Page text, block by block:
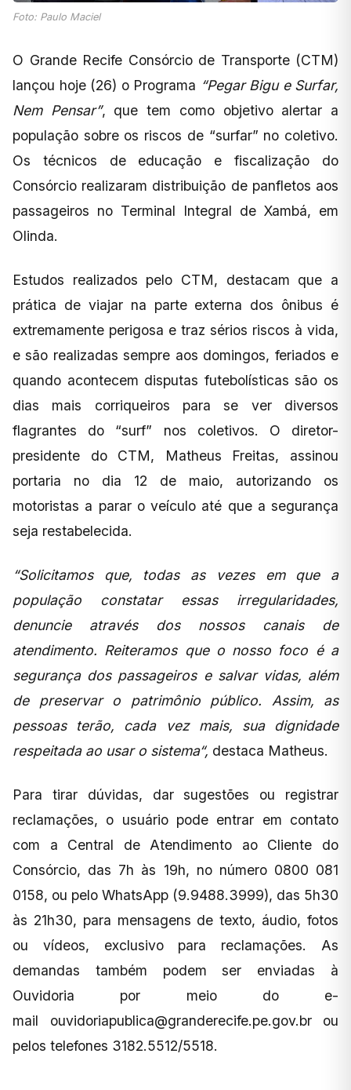
Foto: Paulo Maciel
O Grande Recife Consórcio de Transporte (CTM)
lançou hoje (26) o Programa “Pegar Bigu e Surfar,
Nem Pensar”, que tem como objetivo alertar a
população sobre os riscos de “surfar” no coletivo.
Os técnicos de educação e fiscalização do
Consórcio realizaram distribuição de panfletos aos
passageiros no Terminal Integral de Xambá, em
Olinda.
Estudos realizados pelo CTM, destacam que a
prática de viajar na parte externa dos ônibus é
extremamente perigosa e traz sérios riscos à vida,
e são realizadas sempre aos domingos, feriados e
quando acontecem disputas futebolísticas são os
dias mais corriqueiros para se ver diversos
flagrantes do “surf” nos coletivos. O diretor-
presidente do CTM, Matheus Freitas, assinou
portaria no dia 12 de maio, autorizando os
motoristas a parar o veículo até que a segurança
seja restabelecida.
“Solicitamos que, todas as vezes em que a
população constatar essas irregularidades,
denuncie através dos nossos canais de
atendimento. Reiteramos que o nosso foco é a
segurança dos passageiros e salvar vidas, além
de preservar o patrimônio público. Assim, as
pessoas terão, cada vez mais, sua dignidade
respeitada ao usar o sistema“, destaca Matheus.
Para tirar dúvidas, dar sugestões ou registrar
reclamações, o usuário pode entrar em contato
com a Central de Atendimento ao Cliente do
Consórcio, das 7h às 19h, no número 0800 081
0158, ou pelo WhatsApp (9.9488.3999), das 5h30
às 21h30, para mensagens de texto, áudio, fotos
ou vídeos, exclusivo para reclamações. As
demandas também podem ser enviadas à
Ouvidoria por meio do e-
mail ouvidoriapublica@granderecife.pe.gov.brou
pelos telefones 3182.5512/5518.